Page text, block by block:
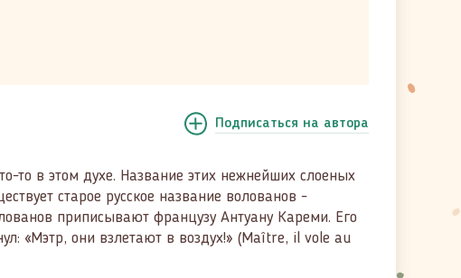
Подписаться на автора
то в этом духе. Название этих нежнейших слоеных
старое русское название волованов -
приписывают французу Антуану Кареми. Его
«Мэтр, они взлетают в воздух!» (Maître, il vole au